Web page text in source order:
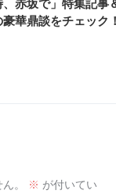
、赤坂で」特集記事
豪華鼎談をチェック
。 ※ が付いてい